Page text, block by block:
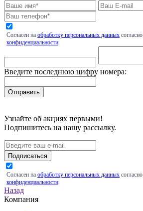
Согласен на обработку персональных данных согласно
конфиденциальности
Введите последнюю цифру номера:
Узнайте об акциях первыми!
Подпишитесь на нашу рассылку.
Подписаться
Согласен на обработку персональных данных согласно
конфиденциальности
Назад
Компания